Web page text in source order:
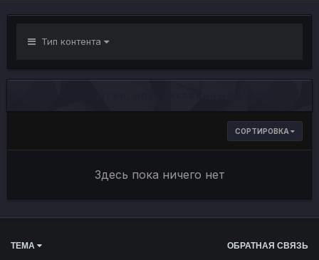
Тип контента
СОРТИРОВКА
Здесь пока ничего нет
ТЕМА ОБРАТНАЯ СВЯЗЬ